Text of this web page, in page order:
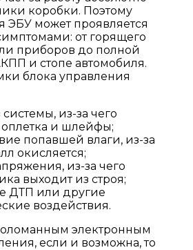
коробки. Поэтому
ЭБУ может проявляется
от горящего
приборов до полной
и стопе автомобиля.
блока управления
из-за чего
оплетка и шлейфы;
попавшей влаги, из-за
окисляется;
из-за чего
выходит из строя;
ДТП или другие
воздействия.
электронным
если и возможна, то